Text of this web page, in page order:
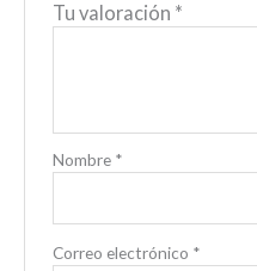
Tu valoración *
Nombre *
Correo electrónico *